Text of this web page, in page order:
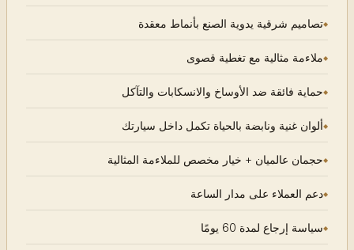
تصاميم شرقية يدوية الصنع بأنماط معقدة
ملاءمة مثالية مع تغطية قصوى
حماية فائقة ضد الأوساخ والانسكابات والتآكل
ألوان غنية ونابضة بالحياة تكمل داخل سيارتك
حجمان عالميان + خيار مخصص للملاءمة المثالية
دعم العملاء على مدار الساعة
سياسة إرجاع لمدة 60 يومًا